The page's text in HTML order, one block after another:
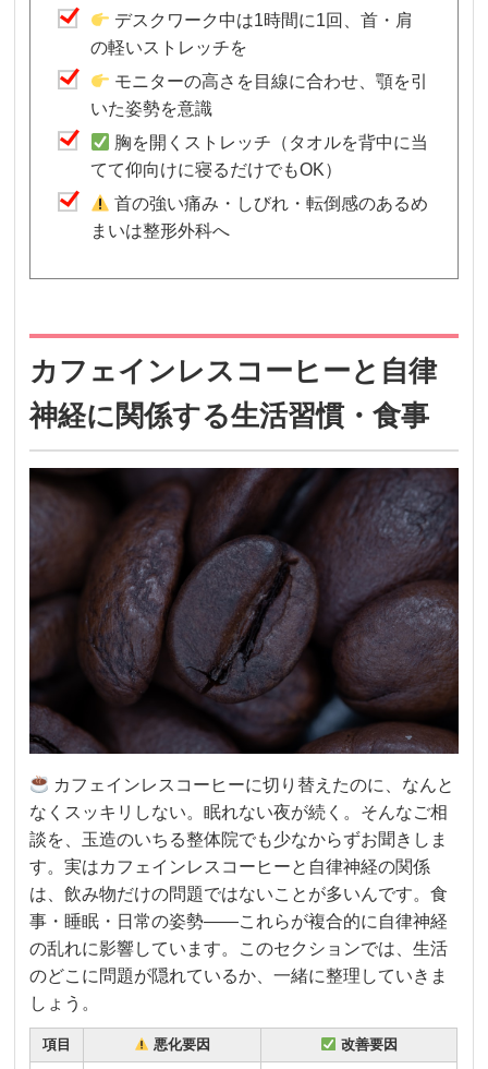
デスクワーク中は1時間に1回、首・肩
の軽いストレッチを
モニターの高さを目線に合わせ、顎を引
いた姿勢を意識
胸を開くストレッチ（タオルを背中に当
てて仰向けに寝るだけでもOK）
首の強い痛み・しびれ・転倒感のあるめ
まいは整形外科へ
カフェインレスコーヒーと自律
神経に関係する生活習慣・食事
カフェインレスコーヒーに切り替えたのに、なんと
なくスッキリしない。眠れない夜が続く。そんなご相
談を、玉造のいちる整体院でも少なからずお聞きしま
す。実はカフェインレスコーヒーと自律神経の関係
は、飲み物だけの問題ではないことが多いんです。食
事・睡眠・日常の姿勢——これらが複合的に自律神経
の乱れに影響しています。このセクションでは、生活
のどこに問題が隠れているか、一緒に整理していきま
しょう。
項目 悪化要因 改善要因